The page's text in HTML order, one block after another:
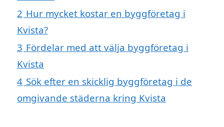
2 Hur mycket kostar en byggföretag i
Kvista?
3 Fördelar med att välja byggföretag i
Kvista
4 Sök efter en skicklig byggföretag i de
omgivande städerna kring Kvista